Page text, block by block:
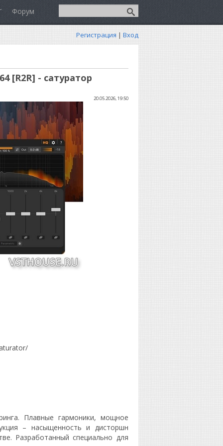
Форум
Регистрация | Вход
[R2R] - сатуратор
20.05.2026, 19:50
Плавные гармоники, мощное
– насыщенность и дисторшн
Разработанный специально для